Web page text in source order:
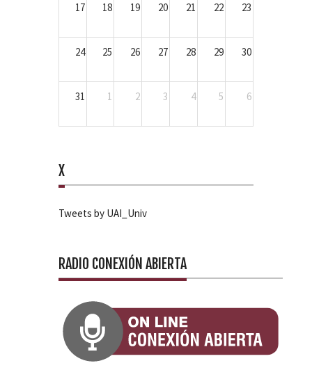
17 18 19 20 21 22 23
24 25 26 27 28 29 30
31 1 2 3 4 5 6
X
Tweets by UAI_Univ
RADIO CONEXIÓN ABIERTA